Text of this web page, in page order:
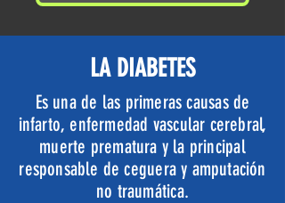
LA DIABETES
Es una de las primeras causas de
infarto, enfermedad vascular cerebral,
muerte prematura y la principal
responsable de ceguera y amputación
no traumática.